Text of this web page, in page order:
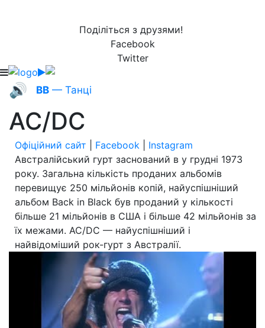
Поділіться з друзями!
Facebook
Twitter
🔊 ВВ — Танці
AC/DC
Офіційний сайт Facebook
Instagram
Австралійський гурт заснований в у грудні 1973
року. Загальна кількість проданих альбомів
перевищує 250 мільйонів копій, найуспішніший
альбом Back in Black був проданий у кількості
більше 21 мільйонів в США і більше 42 мільйонів за
їх межами. AC/DC — найуспішніший і
найвідоміший рок-гурт з Австралії.